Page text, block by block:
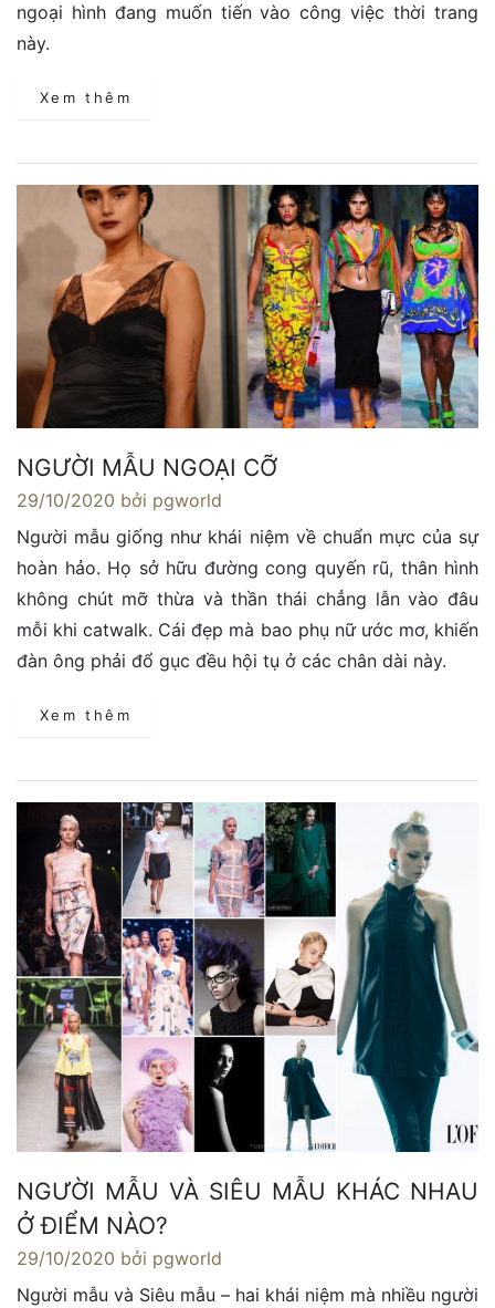
ngoại hình đang muốn tiến vào công việc thời trang
này.
Xem thêm
NGƯỜI MẪU NGOẠI CỠ
29/10/2020 bởi pgworld
Người mẫu giống như khái niệm về chuẩn mực của sự
hoàn hảo. Họ sở hữu đường cong quyến rũ, thân hình
không chút mỡ thừa và thần thái chẳng lẫn vào đâu
mỗi khi catwalk. Cái đẹp mà bao phụ nữ ước mơ, khiến
đàn ông phải đổ gục đều hội tụ ở các chân dài này.
Xem thêm
NGƯỜI MẪU VÀ SIÊU MẪU KHÁC NHAU
Ở ĐIỂM NÀO?
29/10/2020 bởi pgworld
Người mẫu và Siêu mẫu – hai khái niệm mà nhiều người